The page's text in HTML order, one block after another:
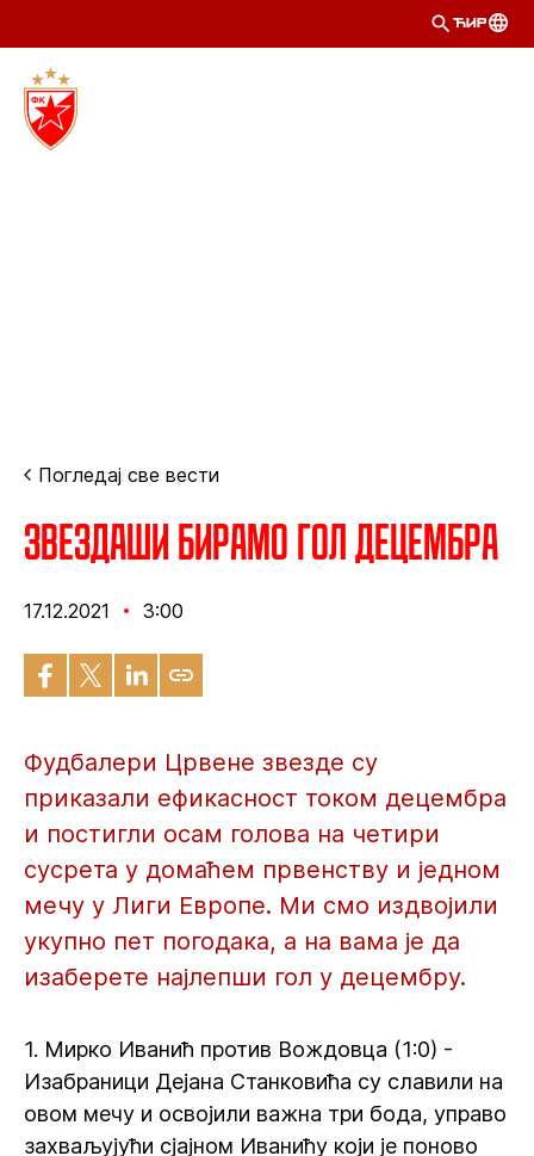
ЋИР
Погледај све вести
Звездаши бирамо гол децембра
17.12.2021 3:00
Фудбалери Црвене звезде су
приказали ефикасност током децембра
и постигли осам голова на четири
сусрета у домаћем првенству и једном
мечу у Лиги Европе. Ми смо издвојили
укупно пет погодака, а на вама је да
изаберете најлепши гол у децембру.
1. Мирко Иванић против Вождовца (1:0) -
Изабраници Дејана Станковића су славили на
овом мечу и освојили важна три бода, управо
захваљујући сјајном Иванићу који је поново